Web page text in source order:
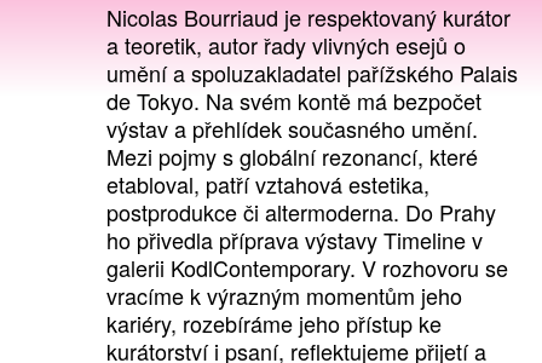
Nicolas Bourriaud je respektovaný kurátor
a teoretik, autor řady vlivných esejů o
umění a spoluzakladatel pařížského Palais
de Tokyo. Na svém kontě má bezpočet
výstav a přehlídek současného umění.
Mezi pojmy s globální rezonancí, které
etabloval, patří vztahová estetika,
postprodukce či altermoderna. Do Prahy
ho přivedla příprava výstavy Timeline v
galerii KodlContemporary. V rozhovoru se
vracíme k výrazným momentům jeho
kariéry, rozebíráme jeho přístup ke
kurátorství i psaní, reflektujeme přijetí a